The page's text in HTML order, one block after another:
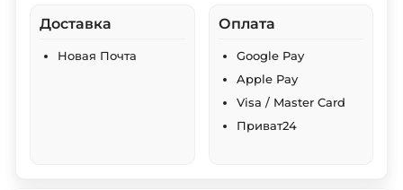
Доставка
Новая Почта
Оплата
Google Pay
Apple Pay
Visa / Master Card
Приват24